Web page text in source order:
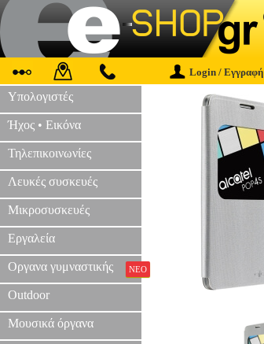
Login / Εγγραφή
Υπολογιστές
Ήχος • Εικόνα
Τηλεπικοινωνίες
Λευκές συσκευές
Μικροσυσκευές
Εργαλεία
Οργανα γυμναστικής ΝΕΟ
Outdoor
Μουσικά όργανα